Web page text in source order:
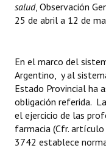
salud, Observación
25 de abril a 12 de
En el marco del
Argentino, y al
Estado Provincial ha
obligación referida.
el ejercicio de las
farmacia (Cfr.
3742 establece